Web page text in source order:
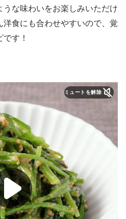
な味わいをお楽しみいただけ
洋食にも合わせやすいので、覚
す！
ミュートを解除